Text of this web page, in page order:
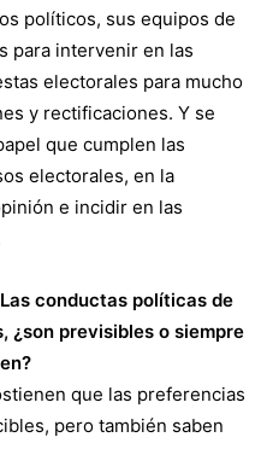
políticos, sus equipos de
para intervenir en las
electorales para mucho
y rectificaciones. Y se
que cumplen las
electorales, en la
e incidir en las
conductas políticas de
¿son previsibles o siempre
que las preferencias
pero también saben